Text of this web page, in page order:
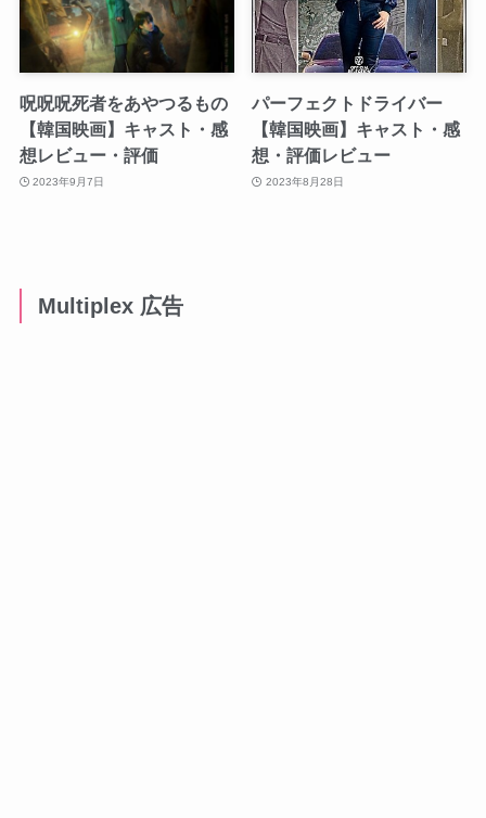
呪呪呪死者をあやつるもの
【韓国映画】キャスト・感
想レビュー・評価
2023年9月7日
パーフェクトドライバー
【韓国映画】キャスト・感
想・評価レビュー
2023年8月28日
Multiplex 広告